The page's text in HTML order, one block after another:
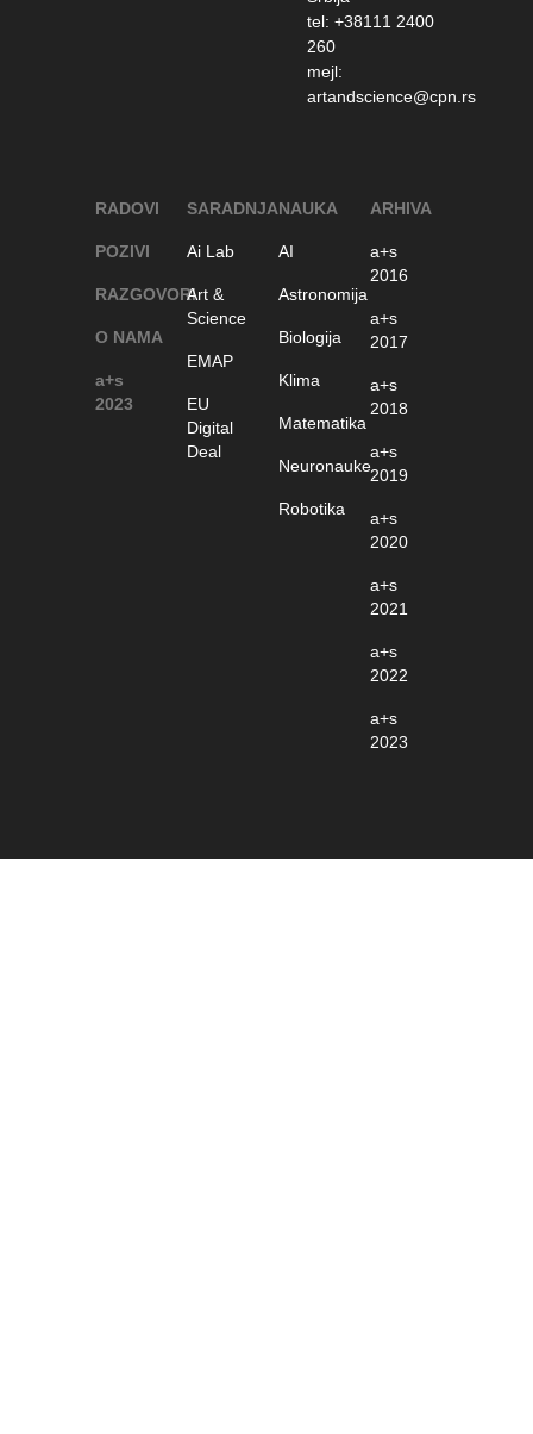
tel: +38111 2400
260
mejl:
artandscience@cpn.rs
RADOVI
POZIVI
RAZGOVORI
O NAMA
a+s
2023
SARADNJA
Ai Lab
Art &
Science
EMAP
EU
Digital
Deal
NAUKA
AI
Astronomija
Biologija
Klima
Matematika
Neuronauke
Robotika
ARHIVA
a+s
2016
a+s
2017
a+s
2018
a+s
2019
a+s
2020
a+s
2021
a+s
2022
a+s
2023